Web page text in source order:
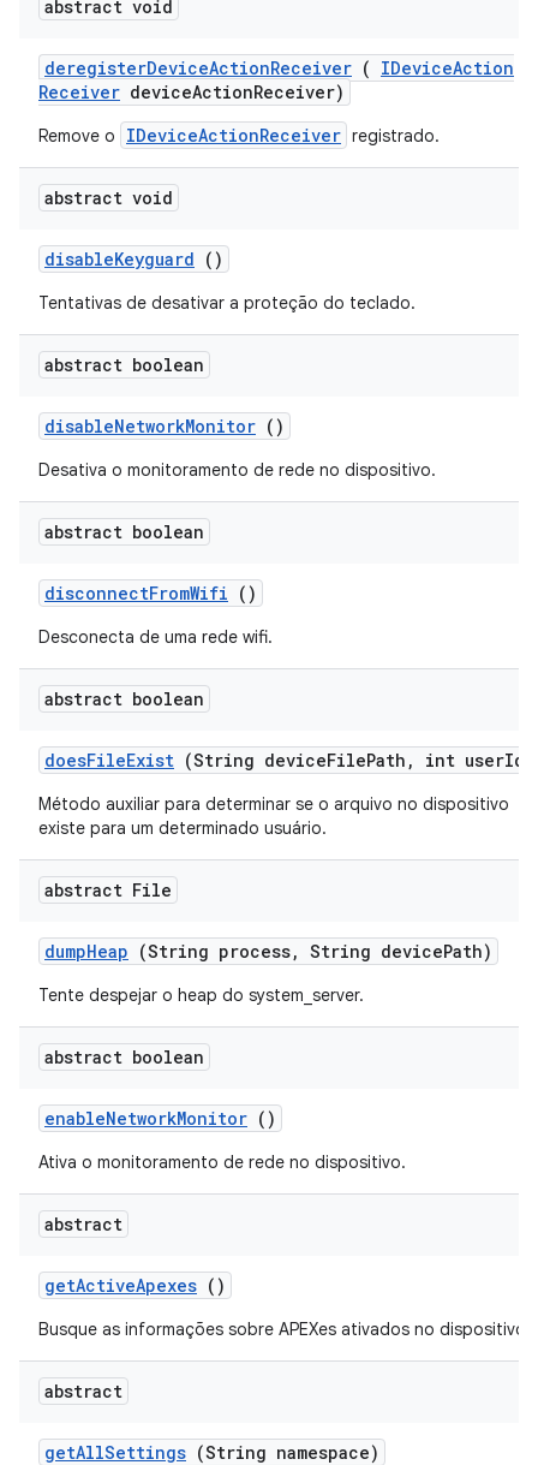
abstract void
deregisterDeviceActionReceiver ( IDeviceAction
Receiver deviceActionReceiver)
Remove o IDeviceActionReceiver registrado.
abstract void
disableKeyguard ()
Tentativas de desativar a proteção do teclado.
abstract boolean
disableNetworkMonitor ()
Desativa o monitoramento de rede no dispositivo.
abstract boolean
disconnectFromWifi ()
Desconecta de uma rede wifi.
abstract boolean
doesFileExist (String deviceFilePath , int userId)
Método auxiliar para determinar se o arquivo no dispositivo
existe para um determinado usuário.
abstract File
dumpHeap (String process, String devicePath)
Tente despejar o heap do system_server.
abstract boolean
enableNetworkMonitor ()
Ativa o monitoramento de rede no dispositivo.
abstract
getActiveApexes ()
Busque as informações sobre APEXes ativados no dispositivo.
abstract
getAllSettings (String namespace)